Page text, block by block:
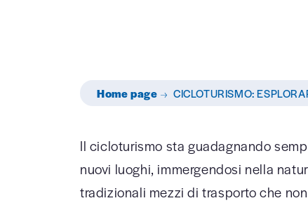
Home page CICLOTURISMO:
Il cicloturismo sta guadagnando
nuovi luoghi, immergendosi nella
tradizionali mezzi di trasporto che